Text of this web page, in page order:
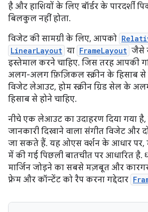
है और हाशियों के लिए बॉर्डर के पारदर्शी
बिलकुल नहीं होता.
विजेट की सामग्री के लिए, आपको
LinearLayout या FrameLayout जैसे
इस्तेमाल करने चाहिए. जिस तरह आपकी
अलग-अलग फ़िज़िकल स्क्रीन के हिसाब से
विजेट लेआउट, होम स्क्रीन ग्रिड सेल के
हिसाब से होने चाहिए.
नीचे एक लेआउट का उदाहरण दिया गया
जानकारी दिखाने वाला संगीत विजेट और
जा सकते हैं. यह ओएस वर्शन के आधार पर,
में की गई पिछली बातचीत पर आधारित है.
मार्जिन जोड़ने का सबसे मज़बूत और
फ़्रेम और कॉन्टेंट को रैप करना गद्देदार